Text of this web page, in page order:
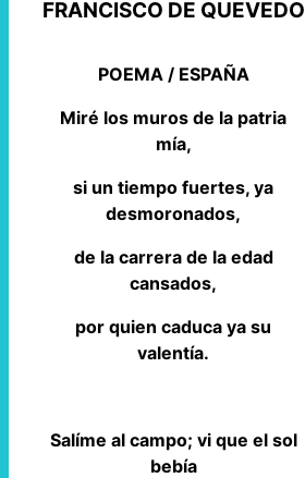
FRANCISCO DE QUEVEDO
POEMA / ESPAÑA
Miré los muros de la patria
mía,
si un tiempo fuertes, ya
desmoronados,
de la carrera de la edad
cansados,
por quien caduca ya su
valentía.
Salíme al campo; vi que el sol
bebía